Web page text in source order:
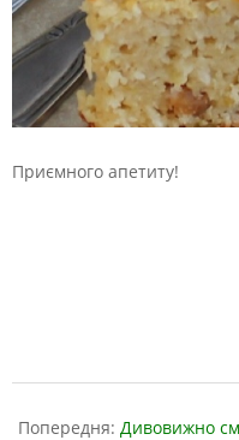
Приємного апетиту!
03-
Попередня: Дивовижно